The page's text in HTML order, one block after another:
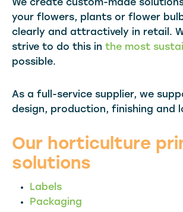
We create custom-made
your flowers, plants or flower
clearly and attractively in retail.
strive to do this in the most
possible.
As a full-service supplier, we
design, production, finishing and
Our horticulture
solutions
Labels
Packaging